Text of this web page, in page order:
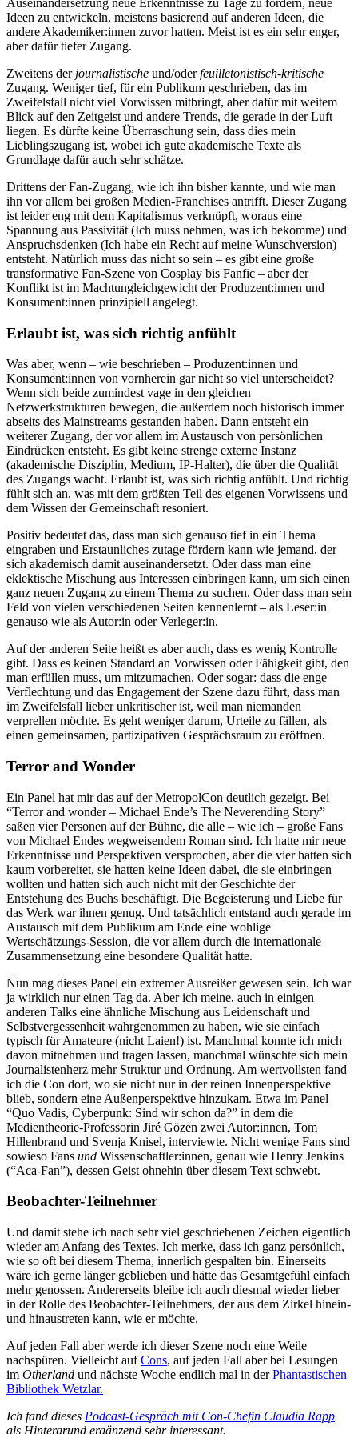
Ideen zu entwickeln, meistens basierend auf anderen Ideen, die
andere Akademiker:innen zuvor hatten. Meist ist es ein sehr enger,
aber dafür tiefer Zugang.
Zweitens der journalistische und/oderfeuilletonistisch-kritische
Zugang. Weniger tief, für ein Publikum geschrieben, das im
Zweifelsfall nicht viel Vorwissen mitbringt, aber dafür mit weitem
Blick auf den Zeitgeist und andere Trends, die gerade in der Luft
liegen. Es dürfte keine Überraschung sein, dass dies mein
Lieblingszugang ist, wobei ich gute akademische Texte als
Grundlage dafür auch sehr schätze.
Drittens der Fan-Zugang, wie ich ihn bisher kannte, und wie man
ihn vor allem bei großen Medien-Franchises antrifft. Dieser Zugang
ist leider eng mit dem Kapitalismus verknüpft, woraus eine
Spannung aus Passivität (Ich muss nehmen, was ich bekomme) und
Anspruchsdenken (Ich habe ein Recht auf meine Wunschversion)
entsteht. Natürlich muss das nicht so sein – es gibt eine große
transformative Fan-Szene von Cosplay bis Fanfic – aber der
Konflikt ist im Machtungleichgewicht der Produzent:innen und
Konsument:innen prinzipiell angelegt.
Erlaubt ist, was sich richtig anfühlt
Was aber, wenn – wie beschrieben – Produzent:innen und
Konsument:innen von vornherein gar nicht so viel unterscheidet?
Wenn sich beide zumindest vage in den gleichen
Netzwerkstrukturen bewegen, die außerdem noch historisch immer
abseits des Mainstreams gestanden haben. Dann entsteht ein
weiterer Zugang, der vor allem im Austausch von persönlichen
Eindrücken entsteht. Es gibt keine strenge externe Instanz
(akademische Disziplin, Medium, IP-Halter), die über die Qualität
des Zugangs wacht. Erlaubt ist, was sich richtig anfühlt. Und richtig
fühlt sich an, was mit dem größten Teil des eigenen Vorwissens und
dem Wissen der Gemeinschaft resoniert.
Positiv bedeutet das, dass man sich genauso tief in ein Thema
eingraben und Erstaunliches zutage fördern kann wie jemand, der
sich akademisch damit auseinandersetzt. Oder dass man eine
eklektische Mischung aus Interessen einbringen kann, um sich einen
ganz neuen Zugang zu einem Thema zu suchen. Oder dass man sein
Feld von vielen verschiedenen Seiten kennenlernt – als Leser:in
genauso wie als Autor:in oder Verleger:in.
Auf der anderen Seite heißt es aber auch, dass es wenig Kontrolle
gibt. Dass es keinen Standard an Vorwissen oder Fähigkeit gibt, den
man erfüllen muss, um mitzumachen. Oder sogar: dass die enge
Verflechtung und das Engagement der Szene dazu führt, dass man
im Zweifelsfall lieber unkritischer ist, weil man niemanden
verprellen möchte. Es geht weniger darum, Urteile zu fällen, als
einen gemeinsamen, partizipativen Gesprächsraum zu eröffnen.
Terror and Wonder
Ein Panel hat mir das auf der MetropolCon deutlich gezeigt. Bei
“Terror and wonder – Michael Ende’s The Neverending Story”
saßen vier Personen auf der Bühne, die alle – wie ich – große Fans
von Michael Endes wegweisendem Roman sind. Ich hatte mir neue
Erkenntnisse und Perspektiven versprochen, aber die vier hatten sich
kaum vorbereitet, sie hatten keine Ideen dabei, die sie einbringen
wollten und hatten sich auch nicht mit der Geschichte der
Entstehung des Buchs beschäftigt. Die Begeisterung und Liebe für
das Werk war ihnen genug. Und tatsächlich entstand auch gerade im
Austausch mit dem Publikum am Ende eine wohlige
Wertschätzungs-Session, die vor allem durch die internationale
Zusammensetzung eine besondere Qualität hatte.
Nun mag dieses Panel ein extremer Ausreißer gewesen sein. Ich war
ja wirklich nur einen Tag da. Aber ich meine, auch in einigen
anderen Talks eine ähnliche Mischung aus Leidenschaft und
Selbstvergessenheit wahrgenommen zu haben, wie sie einfach
typisch für Amateure (nicht Laien!) ist. Manchmal konnte ich mich
davon mitnehmen und tragen lassen, manchmal wünschte sich mein
Journalistenherz mehr Struktur und Ordnung. Am wertvollsten fand
ich die Con dort, wo sie nicht nur in der reinen Innenperspektive
blieb, sondern eine Außenperspektive hinzukam. Etwa im Panel
“Quo Vadis, Cyberpunk: Sind wir schon da?” in dem die
Medientheorie-Professorin Jiré Gözen zwei Autor:innen, Tom
Hillenbrand und Svenja Knisel, interviewte. Nicht wenige Fans sind
sowieso Fans und Wissenschaftler:innen, genau wie Henry Jenkins
(“Aca-Fan”), dessen Geist ohnehin über diesem Text schwebt.
Beobachter-Teilnehmer
Und damit stehe ich nach sehr viel geschriebenen Zeichen eigentlich
wieder am Anfang des Textes. Ich merke, dass ich ganz persönlich,
wie so oft bei diesem Thema, innerlich gespalten bin. Einerseits
wäre ich gerne länger geblieben und hätte das Gesamtgefühl einfach
mehr genossen. Andererseits bleibe ich auch diesmal wieder lieber
in der Rolle des Beobachter-Teilnehmers, der aus dem Zirkel hinein-
und hinaustreten kann, wie er möchte.
Auf jeden Fall aber werde ich dieser Szene noch eine Weile
nachspüren. Vielleicht aufCons, auf jeden Fall aber bei Lesungen
im Otherland und nächste Woche endlich mal in derPhantastischen
Bibliothek Wetzlar.
Ich fand dieses Podcast-Gespräch mit Con-Chefin Claudia Rapp
als Hintergrund ergänzend sehr interessant.